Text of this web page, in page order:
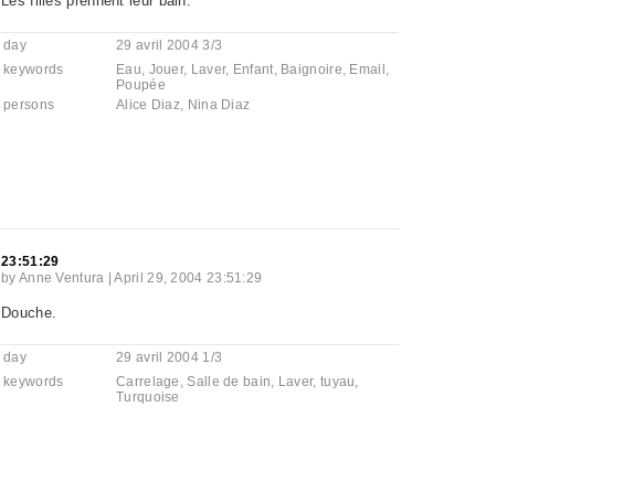
day
29 avril 2004 3/3
keywords
Eau, Jouer, Laver, Enfant, Baignoire, Email ,
Poupée
persons
Alice Diaz, Nina Diaz
23:51:29
by Anne Ventura |April 29, 2004 23:51:29
Douche.
day
29 avril 2004 1/3
keywords
Carrelage , Salle de bain, Laver, tuyau,
Turquoise